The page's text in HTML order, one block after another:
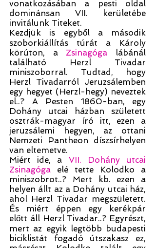
vonatkozásában a pesti oldal
dominánsan VII. kerületébe
invitálunk Titeket.
Kezdjük is egyből a második
szoborkiállítás túrát a Károly
körúton, a Zsinagóga lábánál
található Herzl Tivadar
miniszoborral. Tudtad, hogy
Herzl Tivadarról Jeruzsálemben
egy hegyet (Herzl-hegy) neveztek
el..? A Pesten 1860-ban, egy
Dohány utcai házban született
osztrák-magyar író itt, ezen a
jeruzsálemi hegyen, az ottani
Nemzeti Pantheon díszsírhelyen
van eltemetve.
Miért ide, a VII. Dohány utcai
Zsinagóga elé tette Kolodko a
miniszobrot..? Mert kb. ezen a
helyen állt az a Dohány utcai ház,
ahol Herzl Tivadar megszületett.
És miért éppen egy kerékpár
előtt áll Herzl Tivadar..? Egyrészt,
mert az egyik legtöbb budapesti
biciklistát fogadó útszakasz ez,